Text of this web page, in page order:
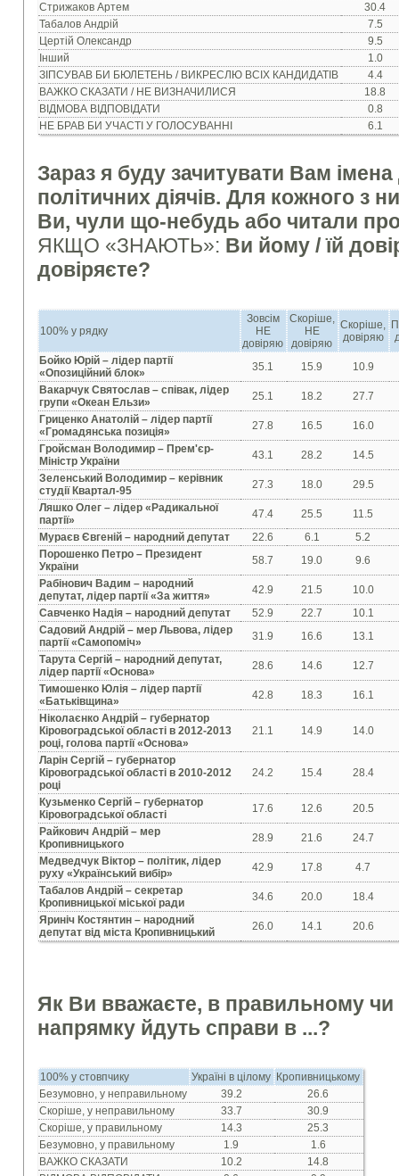
Стрижаков Артем
30.4
Табалов Андрій
7.5
Цертій Олександр
9.5
Інший
1.0
ЗІПСУВАВ БИ БЮЛЕТЕНЬ / ВИКРЕСЛЮ ВСІХ КАНДИДАТІВ
4.4
ВАЖКО СКАЗАТИ / НЕ ВИЗНАЧИЛИСЯ
18.8
ВІДМОВА ВІДПОВІДАТИ
0.8
НЕ БРАВ БИ УЧАСТІ У ГОЛОСУВАННІ
6.1
Зараз я буду зачитувати Вам
політичних діячів. Для кожного з
Ви, чули що-небудь або читали
ЯКЩО «ЗНАЮТЬ»: Ви йому / їй
довіряєте?
100% у рядку
Зовсім
НЕ
довіряю
Скоріше,
НЕ
довіряю
Скоріше,
довіряю
Бойко Юрій – лідер партії
«Опозиційний блок»
35.1 15.9
10.9
Вакарчук Святослав – співак, лідер
групи «Океан Ельзи»
25.1 18.2
27.7
Гриценко Анатолій – лідер партії
«Громадянська позиція»
27.8 16.5
16.0
Гройсман Володимир – Прем'єр-
Міністр України
43.1 28.2
14.5
Зеленський Володимир – керівник
студії Квартал-95
27.3 18.0
29.5
Ляшко Олег – лідер «Радикальної
партії»
47.4 25.5
11.5
Мураєв Євгеній – народний депутат
22.6 6.1
5.2
Порошенко Петро – Президент
України
58.7 19.0
9.6
Рабінович Вадим – народний
депутат, лідер партії «За життя»
42.9 21.5
10.0
Савченко Надія – народний депутат
52.9 22.7
10.1
Садовий Андрій – мер Львова, лідер
партії «Самопоміч»
31.9 16.6
13.1
Тарута Сергій – народний депутат,
лідер партії «Основа»
28.6 14.6
12.7
Тимошенко Юлія – лідер партії
«Батьківщина»
42.8 18.3
16.1
Ніколаєнко Андрій – губернатор
Кіровоградської області в 2012-2013
році, голова партії «Основа»
21.1 14.9 14.0
Ларін Сергій – губернатор
Кіровоградської області в 2010-2012
році
24.2 15.4 28.4
Кузьменко Сергій – губернатор
Кіровоградської області
17.6 12.6
20.5
Райкович Андрій – мер
Кропивницького
28.9 21.6
24.7
Медведчук Віктор – політик, лідер
руху «Український вибір»
42.9 17.8
4.7
Табалов Андрій – секретар
Кропивницької міської ради
34.6 20.0
18.4
Яриніч Костянтин – народний
депутат від міста Кропивницький
26.0 14.1 20.6
Як Ви вважаєте, в правильному
напрямку йдуть справи в ...?
100% у стовпчику Україні в цілому Кропивницькому
Безумовно, у неправильному
39.2
26.6
Скоріше, у неправильному
33.7
30.9
Скоріше, у правильному
14.3
25.3
Безумовно, у правильному
1.9
1.6
ВАЖКО СКАЗАТИ
10.2
14.8